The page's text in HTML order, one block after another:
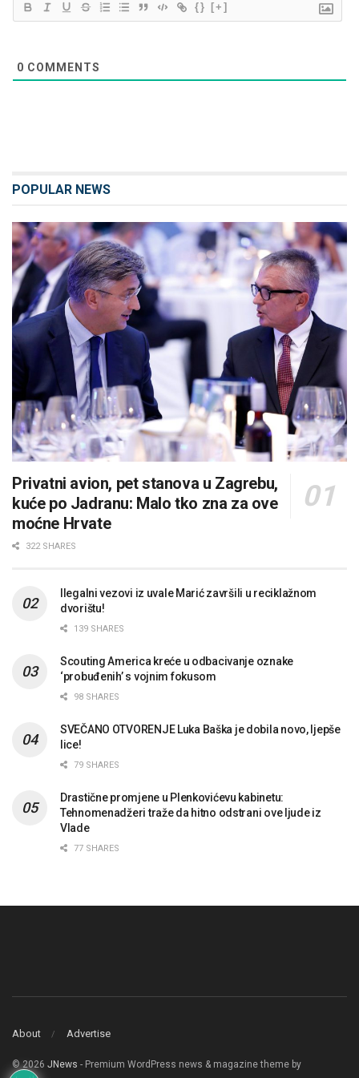
{} [+]
0 COMMENTS
POPULAR NEWS
Privatni avion, pet stanova u Zagrebu,
kuće po Jadranu: Malo tko zna za ove
moćne Hrvate
322 SHARES
Ilegalni vezovi iz uvale Marić završili u reciklažnom
dvorištu!
139 SHARES
Scouting America kreće u odbacivanje oznake
‘probuđenih’ s vojnim fokusom
98 SHARES
SVEČANO OTVORENJE Luka Baška je dobila novo, ljepše
lice!
79 SHARES
Drastične promjene u Plenkovićevu kabinetu:
Tehnomenadžeri traže da hitno odstrani ove ljude iz
Vlade
77 SHARES
About Advertise
© 2026 JNews - Premium WordPress news & magazine theme by